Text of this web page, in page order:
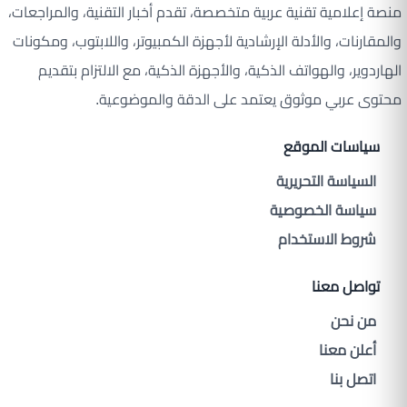
منصة إعلامية تقنية عربية متخصصة، تقدم أخبار التقنية، والمراجعات،
والمقارنات، والأدلة الإرشادية لأجهزة الكمبيوتر، واللابتوب، ومكونات
الهاردوير، والهواتف الذكية، والأجهزة الذكية، مع الالتزام بتقديم
محتوى عربي موثوق يعتمد على الدقة والموضوعية.
سياسات الموقع
السياسة التحريرية
سياسة الخصوصية
شروط الاستخدام
تواصل معنا
من نحن
أعلن معنا
اتصل بنا